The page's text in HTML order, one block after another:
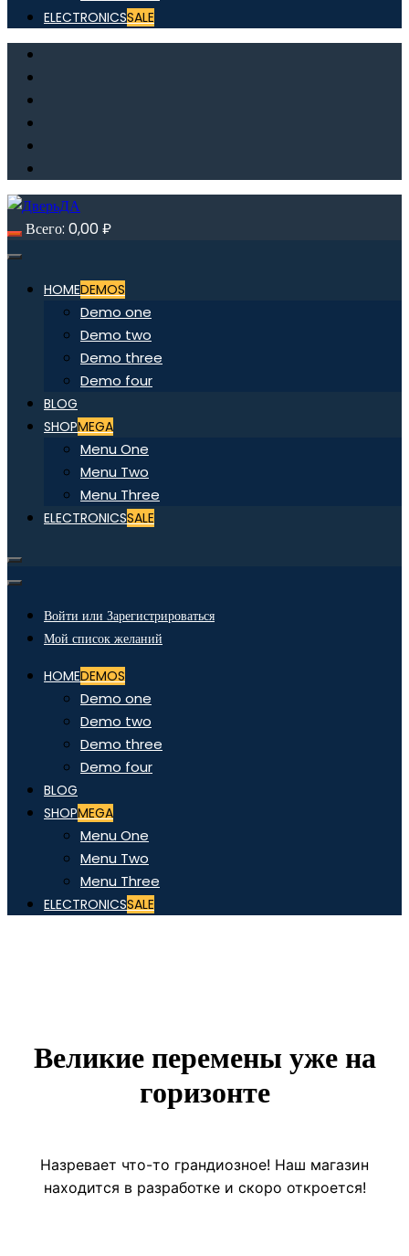
ELECTRONICSSALE
Всего: 0,00₽
HOMEDEMOS
Demo one
Demo two
Demo three
Demo four
BLOG
SHOPMEGA
Menu One
Menu Two
Menu Three
ELECTRONICSSALE
Войти или Зарегистрироваться
Мой список желаний
HOMEDEMOS
Demo one
Demo two
Demo three
Demo four
BLOG
SHOPMEGA
Menu One
Menu Two
Menu Three
ELECTRONICSSALE
Великие перемены уже на
горизонте
Назревает что-то грандиозное! Наш магазин
находится в разработке и скоро откроется!